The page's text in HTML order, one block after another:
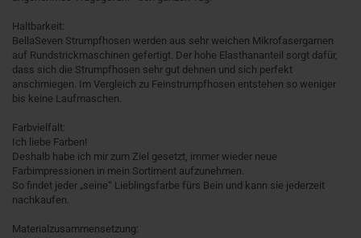
Haltbarkeit:
BellaSeven Strumpfhosen werden aus sehr weichen Mikrofasergarnen
auf Rundstrickmaschinen gefertigt. Der hohe Elasthananteil sorgt dafür,
dass sich die Strumpfhosen sehr gut dehnen und sich perfekt
anschmiegen. Im Vergleich zu Feinstrumpfhosen entstehen so weniger
bis keine Laufmaschen.
Farbvielfalt:
Ich liebe Farben!
Deshalb habe ich mir zum Ziel gesetzt, immer wieder neue
Farbimpressionen in mein Sortiment aufzunehmen.
So findet jeder „seine“ Lieblingsfarbe fürs Bein und kann sie jederzeit
nachkaufen.
Materialzusammensetzung: